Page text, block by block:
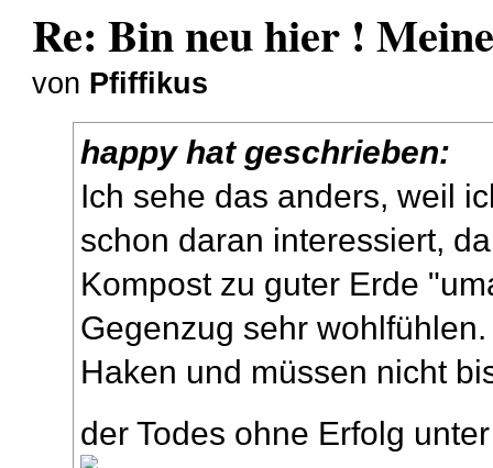
Re: Bin neu hier !
von Pfiffikus
happy hat geschrieben:
Ich sehe das anders, weil
schon daran interessiert,
Kompost zu guter Erde
Gegenzug sehr
Haken und müssen nicht
der Todes ohne Erfolg